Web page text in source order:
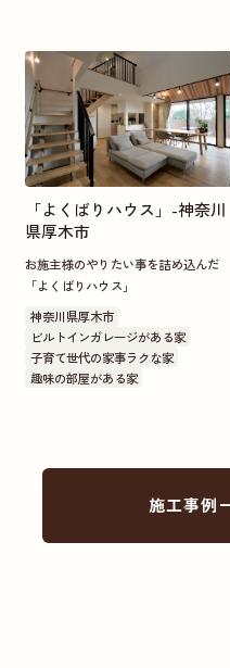
「よくばりハウス」-神奈川
県厚木市
お施主様のやりたい事を詰め込んだ
「よくばりハウス」
神奈川県厚木市
ビルトインガレージがある家
子育て世代の家事ラクな家
趣味の部屋がある家
施工事例